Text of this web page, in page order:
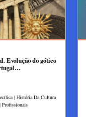
Evolução do gótico
| História Da Cultura
Profissionais